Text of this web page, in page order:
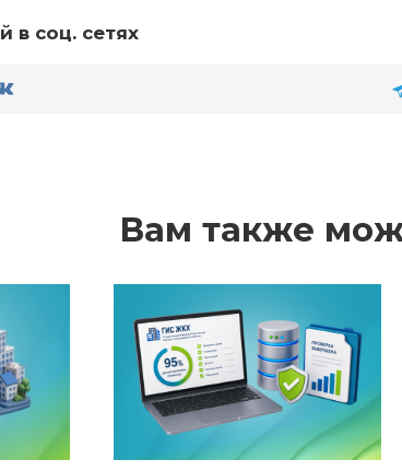
в соц. сетях
Вам также